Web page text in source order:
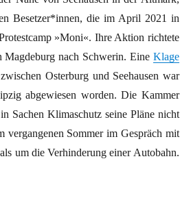
Besetzer*innen, die im April 2021 in
»Moni«. Ihre Aktion richtete
nach Schwerin. Eine Klage
Osterburg und Seehausen war
abgewiesen worden. Die Kammer
Sachen Klimaschutz seine Pläne nicht
vergangenen Sommer im Gespräch mit
um die Verhinderung einer Autobahn.